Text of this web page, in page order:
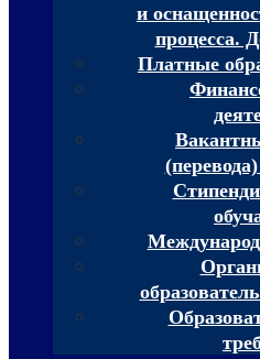
и
процесса.
Платные